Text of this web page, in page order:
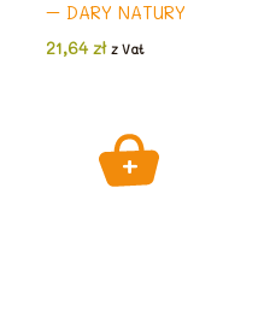
– DARY NATURY
21,64 zł z Vat